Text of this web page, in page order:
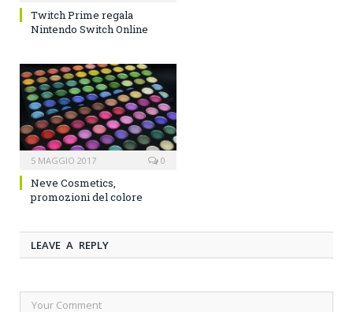
Twitch Prime regala
Nintendo Switch Online
5 MAGGIO 2017 0
Neve Cosmetics,
promozioni del colore
LEAVE A REPLY